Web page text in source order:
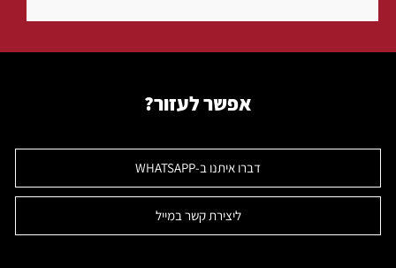
אפשר לעזור?
דברו איתנו ב-WHATSAPP
ליצירת קשר במייל